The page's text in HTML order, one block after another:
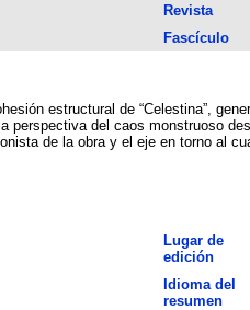
Revista
Fascículo
estructural de “Celestina”,
perspectiva del caos monstruoso
de la obra y el eje en torno al
Lugar de
edición
Idioma del
resumen